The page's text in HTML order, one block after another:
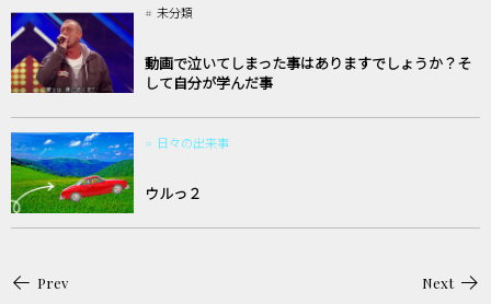
未分類
動画で泣いてしまった事はありますでしょうか？そ
して自分が学んだ事
日々の出来事
ウルっ２
Prev Next